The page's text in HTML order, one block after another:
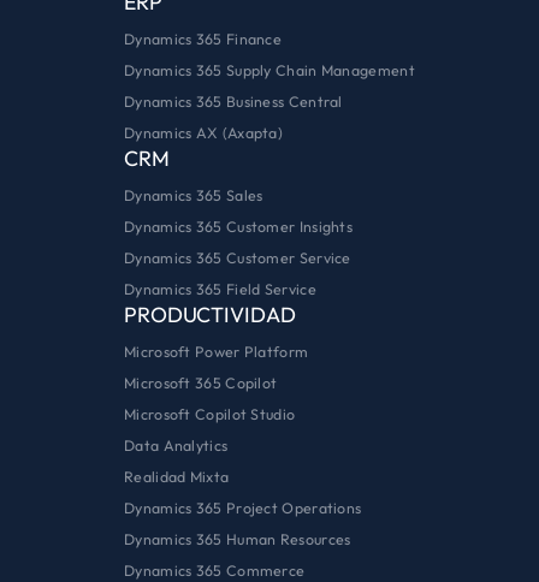
Dynamics 365 Finance
Dynamics 365 Supply Chain Management
Dynamics 365 Business Central
Dynamics AX (Axapta)
CRM
Dynamics 365 Sales
Dynamics 365 Customer Insights
Dynamics 365 Customer Service
Dynamics 365 Field Service
PRODUCTIVIDAD
Microsoft Power Platform
Microsoft 365 Copilot
Microsoft Copilot Studio
Data Analytics
Realidad Mixta
Dynamics 365 Project Operations
Dynamics 365 Human Resources
Dynamics 365 Commerce